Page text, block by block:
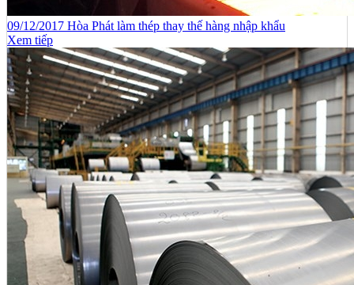
09/12/2017 Hòa Phát làm thép thay thế hàng nhập khẩu
Xem tiếp